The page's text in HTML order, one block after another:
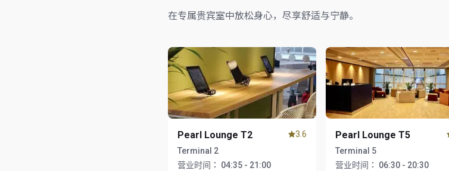
在专属贵宾室中放松身心，尽享舒适与宁静。
Pearl Lounge T2
Terminal 2
营业时间：
04:35 - 21:00
3.6 Pearl Lounge T5
Terminal 5
营业时间：
06:30 - 20:30